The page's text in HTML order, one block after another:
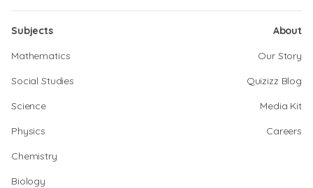
Subjects
Mathematics
Social Studies
Science
Physics
Chemistry
Biology
About
Our Story
Quizizz Blog
Media Kit
Careers